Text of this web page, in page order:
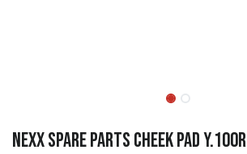
Nexx Spare Parts CHEEK PAD Y.100R